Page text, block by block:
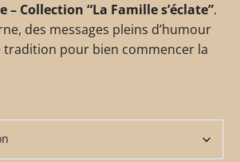
– Collection “La Famille s’éclate”.
des messages pleins d’humour
tradition pour bien commencer la